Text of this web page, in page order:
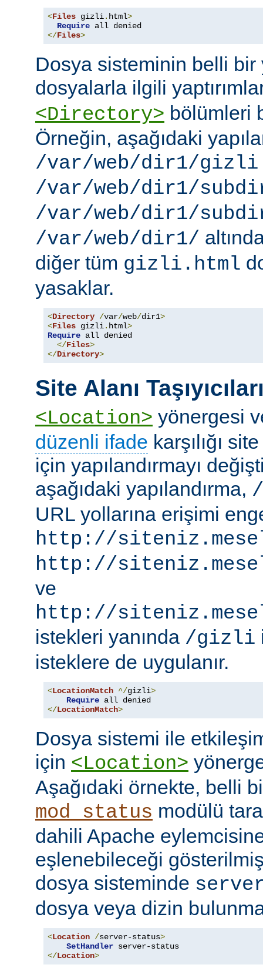
<Files gizli. html>
Require
</Files>
Dosya sisteminin belli
dosyalarla ilgili
<Directory> bölümleri
Örneğin, aşağıdaki
/var/web/dir1/
/var/web/dir1/
/var/web/dir1/
/var/web/dir1/
diğer tüm gizli.html
yasaklar.
<Directory /var/web/dir1>
<Files gizli. html>
Require all denied
</Files>
</Directory>
Site Alanı
<Location> yönergesi
düzenli ifade karşılığı
için yapılandırmayı
aşağıdaki yapılandırma,
URL yollarına erişimi
http://
http://
ve
http://
istekleri yanında /gizli
isteklere de uygulanır.
<LocationMatch ^/gizli>
Require
</LocationMatch>
Dosya sistemi ile
için <Location>
Aşağıdaki örnekte, belli
mod_status modülü
dahili Apache
eşlenebileceği
dosya sisteminde
dosya veya dizin
<Location /server-status>
SetHandler
</Location>